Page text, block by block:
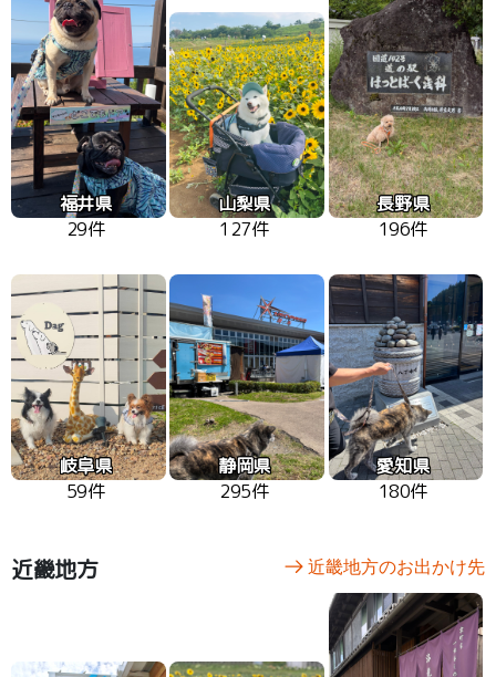
福井県
29件
山梨県
127件
長野県
196件
岐阜県
59件
静岡県
295件
愛知県
180件
近畿地方 近畿地方のお出かけ先